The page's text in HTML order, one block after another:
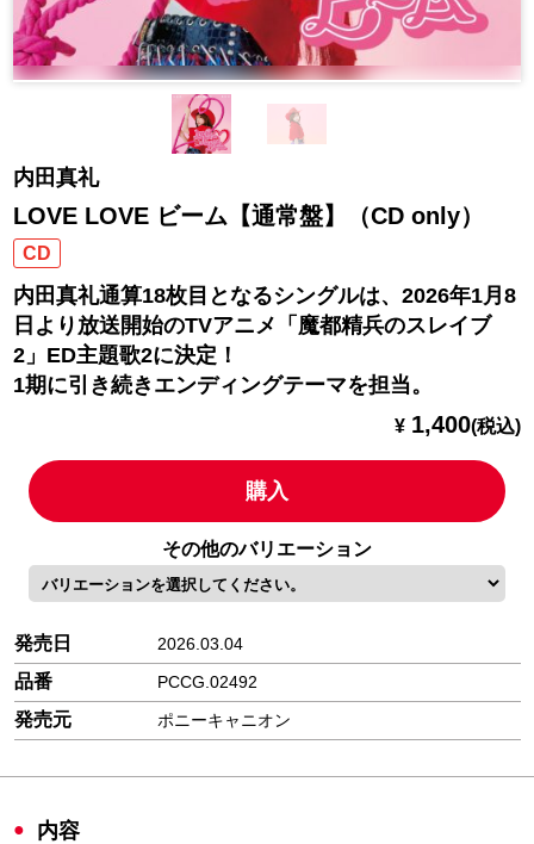
内田真礼
LOVE LOVE ビーム【通常盤】（CD only）
CD
内田真礼通算18枚目となるシングルは、2026年1月8
日より放送開始のTVアニメ「魔都精兵のスレイブ
2」ED主題歌2に決定！
1期に引き続きエンディングテーマを担当。
¥ 1,400(税込)
購入
その他のバリエーション
発売日 2026.03.04
品番 PCCG.02492
発売元 ポニーキャニオン
内容